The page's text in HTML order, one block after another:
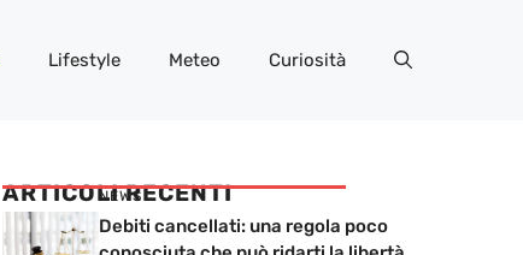
Lifestyle Meteo Curiosità
ARTICOLI RECENTI
NEWS
Debiti cancellati: una regola poco